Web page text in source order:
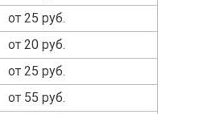
от 25 руб.
от 20 руб.
от 25 руб.
от 55 руб.